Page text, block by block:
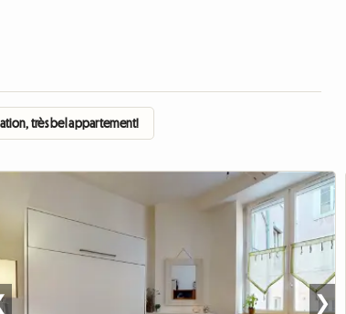
très bel appartement!
❯